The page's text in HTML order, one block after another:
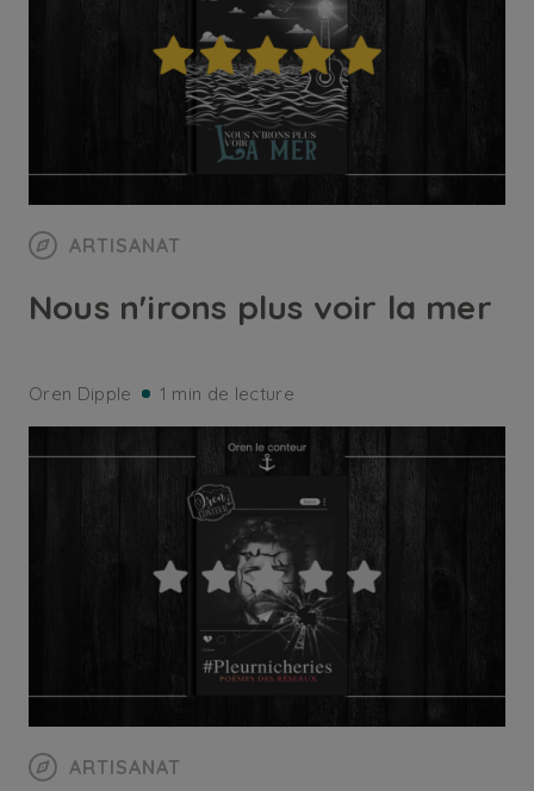
ARTISANAT
Nous n'irons plus voir la mer
Oren Dipple 1 min de lecture
ARTISANAT